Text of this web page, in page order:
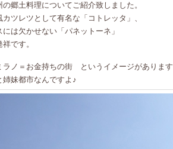
郷土料理についてご紹介致しました。
カツレツとして有名な「コトレッタ」、
は欠かせない「パネットーネ」
です。
ラノ＝お金持ちの街 というイメージがありま
姉妹都市なんですよ♪